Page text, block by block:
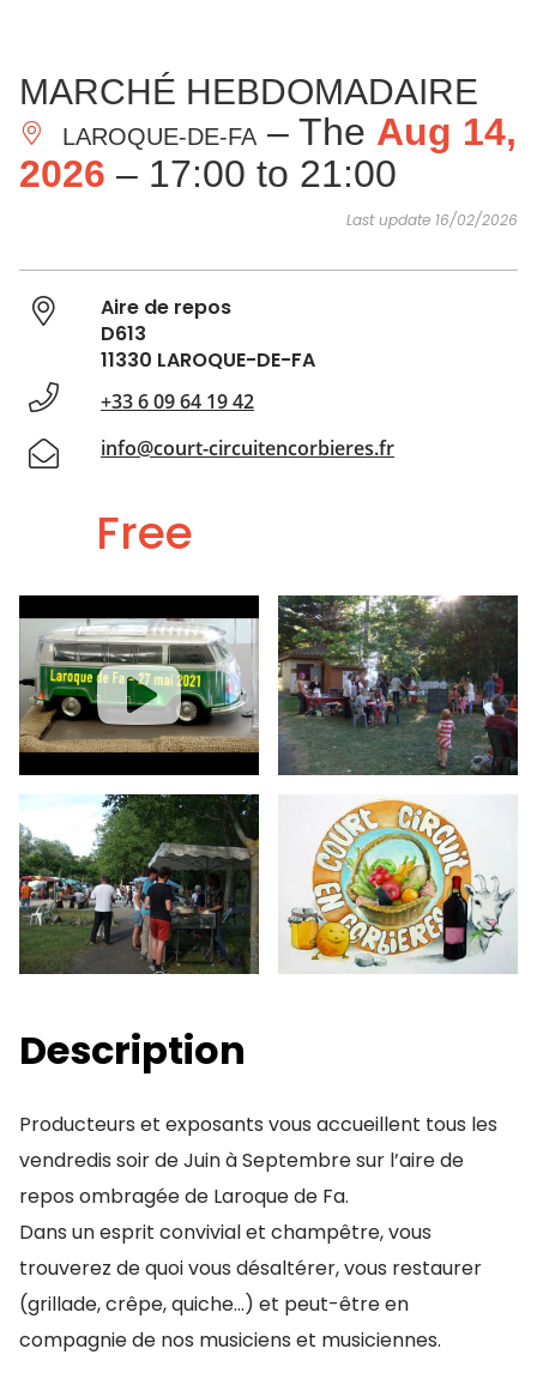
ESSENTIAL
AND
DO
INSPIRATIONS AGENDA
MARCHÉ HEBDOMADAIRE
LAROQUE-DE-FA – The Aug 14,
2026 – 17:00 to 21:00
Last update 16/02/2026
Aire de repos
D613
11330 LAROQUE-DE-FA
+33 6 09 64 19 42
info@court-circuitencorbieres.fr
Free
Description
Producteurs et exposants vous accueillent tous les
vendredis soir de Juin à Septembre sur l’aire de
repos ombragée de Laroque de Fa.
Dans un esprit convivial et champêtre, vous
trouverez de quoi vous désaltérer, vous restaurer
(grillade, crêpe, quiche…) et peut-être en
compagnie de nos musiciens et musiciennes.